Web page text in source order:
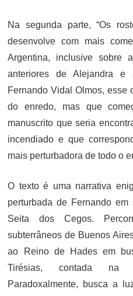
Na segunda parte, “Os
desenvolve com mais
Argentina, inclusive sobre
anteriores de Alejandra e
Fernando Vidal Olmos, esse
do enredo, mas que
manuscrito que seria
incendiado e que
mais perturbadora de todo o
O texto é uma narrativa
perturbada de Fernando
Seita dos Cegos.
subterrâneos de Buenos
ao Reino de Hades em
Tirésias, contada na
Paradoxalmente, busca a